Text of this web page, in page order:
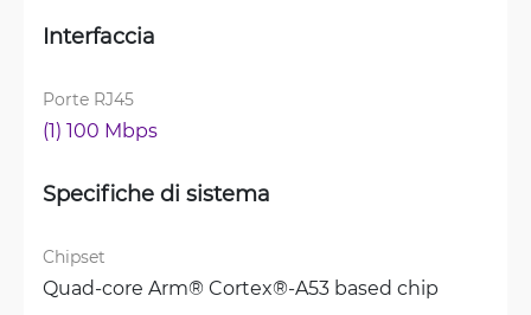
Interfaccia
Porte RJ45
(1) 100 Mbps
Specifiche di sistema
Chipset
Quad-core Arm® Cortex®-A53 based chip